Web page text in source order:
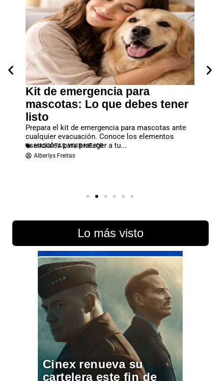
Kit de emergencia para
mascotas: Lo que debes tener
listo
Prepara el kit de emergencia para mascotas ante
cualquier evacuación. Conoce los elementos
esenciales para proteger a tu...
MASCOTAS,VIVIR MEJOR
Alberlys Freitas
Lo más visto
Cinex renueva su
cartelera este fin de